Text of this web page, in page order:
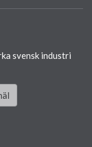
svensk industri